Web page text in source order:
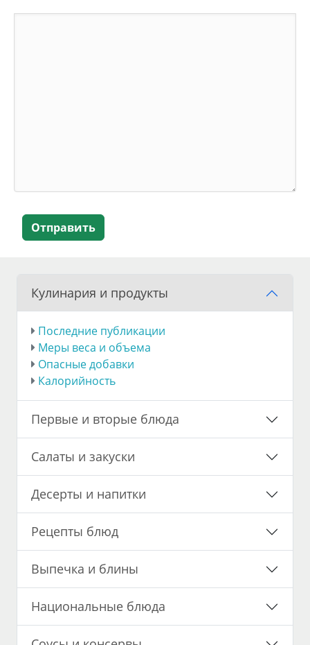
Отправить
Кулинария и продукты
Последние публикации
Меры веса и объема
Опасные добавки
Калорийность
Первые и вторые блюда
Салаты и закуски
Десерты и напитки
Рецепты блюд
Выпечка и блины
Национальные блюда